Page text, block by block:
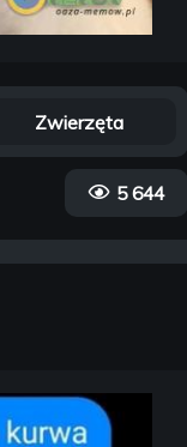
Zwierzęta
5 644